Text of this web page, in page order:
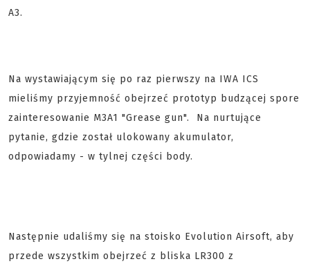
A3.
Na wystawiającym się po raz pierwszy na IWA ICS
mieliśmy przyjemność obejrzeć prototyp budzącej spore
zainteresowanie M3A1 "Grease gun". Na nurtujące
pytanie, gdzie został ulokowany akumulator,
odpowiadamy - w tylnej części body.
Następnie udaliśmy się na stoisko Evolution Airsoft, aby
przede wszystkim obejrzeć z bliska LR300 z